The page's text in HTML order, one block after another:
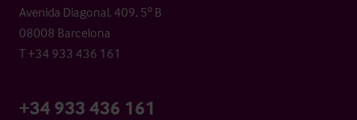
Avenida Diagonal, 409, 5º B
08008 Barcelona
T +34 933 436 161
+34 933 436 161